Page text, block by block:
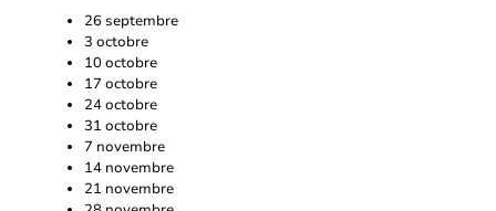
26 septembre
3 octobre
10 octobre
17 octobre
24 octobre
31 octobre
7 novembre
14 novembre
21 novembre